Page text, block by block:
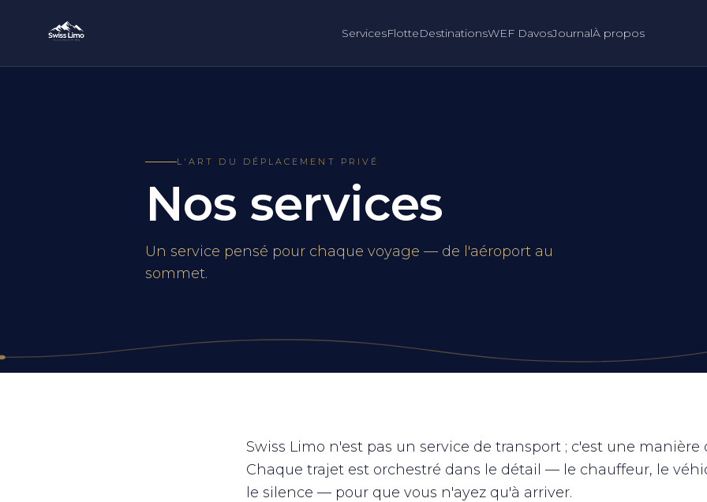
ServicesFlotteDestinationsWEF DavosJournalÀ propos
L'ART DU DÉPLACEMENT PRIVÉ
Nos services
Un service pensé pour chaque voyage — de l'aéroport au
sommet.
Swiss Limo n'est pas un service de transport ; c'est une manière
Chaque trajet est orchestré dans le détail — le chauffeur, le
le silence — pour que vous n'ayez qu'à arriver.